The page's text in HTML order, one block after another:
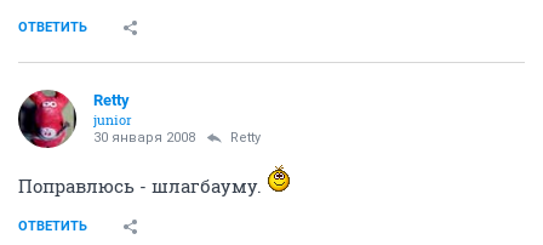
ОТВЕТИТЬ
Retty
junior
30 января 2008 Retty
Поправлюсь - шлагбауму.
ОТВЕТИТЬ